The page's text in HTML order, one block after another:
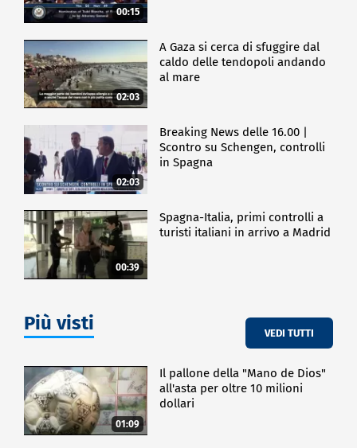
00:15
02:03
A Gaza si cerca di sfuggire dal
caldo delle tendopoli andando
al mare
02:03
Breaking News delle 16.00 |
Scontro su Schengen, controlli
in Spagna
00:39
Spagna-Italia, primi controlli a
turisti italiani in arrivo a Madrid
Più visti VEDI TUTTI
01:09
Il pallone della "Mano de Dios"
all'asta per oltre 10 milioni
dollari